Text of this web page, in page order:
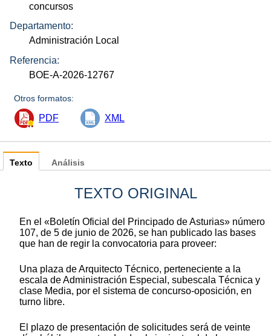
concursos
Departamento:
Administración Local
Referencia:
BOE-A-2026-12767
Otros formatos:
PDF XML
Texto
TEXTO ORIGINAL
En el «Boletín Oficial del Principado de Asturias» número
107, de 5 de junio de 2026, se han publicado las bases
que han de regir la convocatoria para proveer:
Una plaza de Arquitecto Técnico, perteneciente a la
escala de Administración Especial, subescala Técnica y
clase Media, por el sistema de concurso-oposición, en
turno libre.
El plazo de presentación de solicitudes será de veinte
Análisis